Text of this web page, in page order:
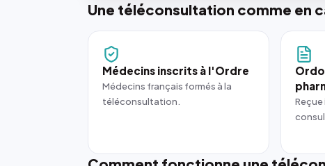
Une téléconsultation comme en
Médecins inscrits à l'Ordre
Médecins français formés à la
téléconsultation.